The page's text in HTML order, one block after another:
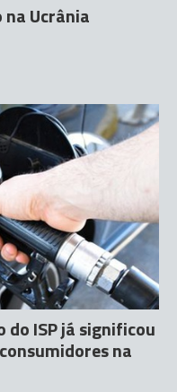
Ucrânia
do ISP já significou
na